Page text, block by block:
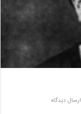
ارسال دیدگاه